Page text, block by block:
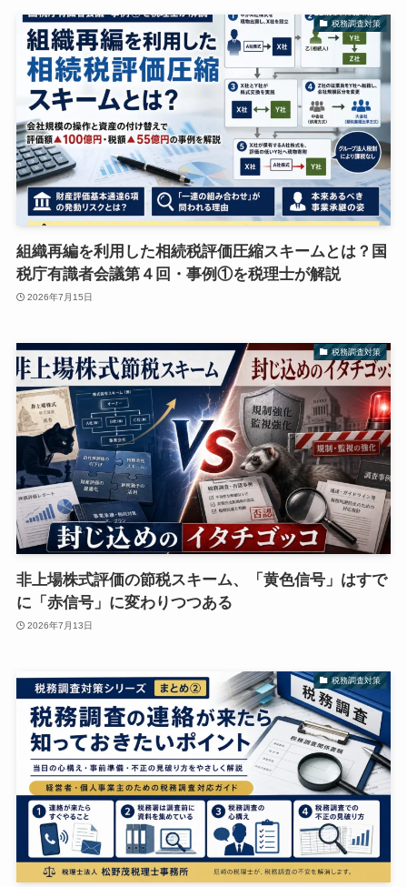
税務調査対策
組織再編を利用した相続税評価圧縮スキームとは？国
税庁有識者会議第４回・事例①を税理士が解説
2026年7月15日
税務調査対策
非上場株式評価の節税スキーム、「黄色信号」はすで
に「赤信号」に変わりつつある
2026年7月13日
税務調査対策